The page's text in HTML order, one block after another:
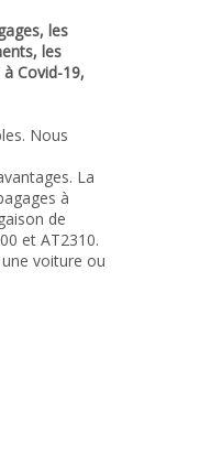
les
les
Covid-19,
Nous
La
à
de
et AT2310.
voiture ou